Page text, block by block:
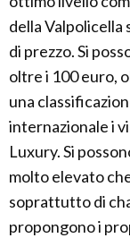
della Valpolicella
di prezzo. Si
oltre i 100 euro,
una
internazionale i
Luxury. Si
molto elevato
soprattutto di
propongono i